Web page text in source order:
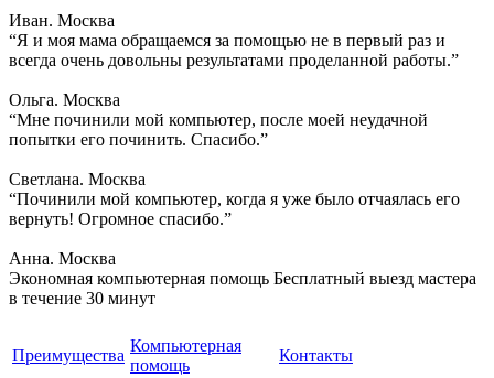
Иван. Москва
“Я и моя мама обращаемся за помощью не в первый раз и
всегда очень довольны результатами проделанной работы.”
Ольга. Москва
“Мне починили мой компьютер, после моей неудачной
попытки его починить. Спасибо.”
Светлана. Москва
“Починили мой компьютер, когда я уже было отчаялась его
вернуть! Огромное спасибо.”
Анна. Москва
Экономная компьютерная помощь Бесплатный выезд мастера
в течение 30 минут
Преимущества
Компьютерная
помощь
Контакты